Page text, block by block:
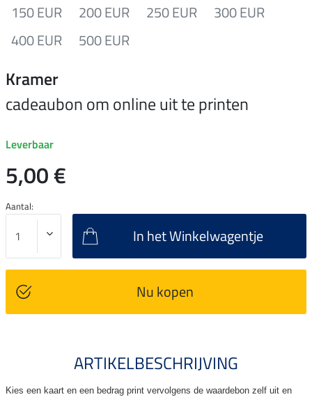
150 EUR
200 EUR 250 EUR
300 EUR
400 EUR
500 EUR
Kramer
cadeaubon om online uit te printen
Leverbaar
5,00 €
Aantal:
In het Winkelwagentje
Nu kopen
ARTIKELBESCHRIJVING
Kies een kaart en een bedrag print vervolgens de waardebon zelf uit en